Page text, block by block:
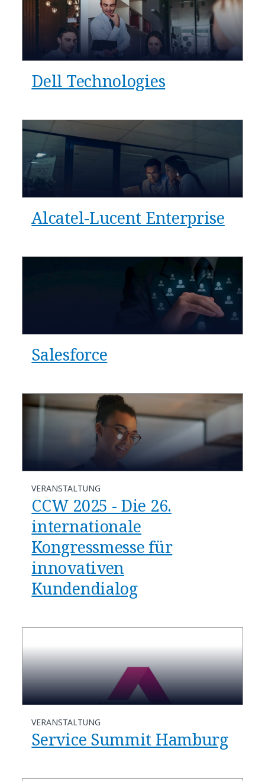
Dell Technologies
Alcatel-Lucent Enterprise
Salesforce
VERANSTALTUNG
CCW 2025 - Die 26.
internationale
Kongressmesse für
innovativen
Kundendialog
VERANSTALTUNG
Service Summit Hamburg